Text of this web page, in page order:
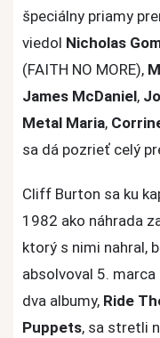
špeciálny priamy
viedol Nicholas
(FAITH NO MORE),
James McDaniel,
Metal Maria,
sa dá pozrieť celý
Cliff Burton sa ku
1982 ako náhrada
ktorý s nimi nahral,
absolvoval 5.
dva albumy, Ride
Puppets, sa stretli